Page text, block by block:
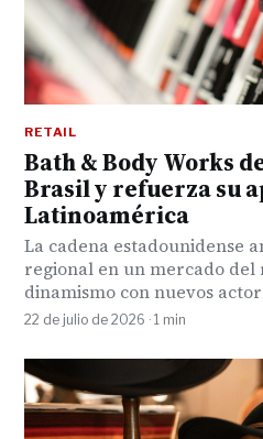
RETAIL
Bath & Body Works
Brasil y refuerza su
Latinoamérica
La cadena estadounidense
regional en un mercado del
dinamismo con nuevos
22 de julio de 2026 · 1 min